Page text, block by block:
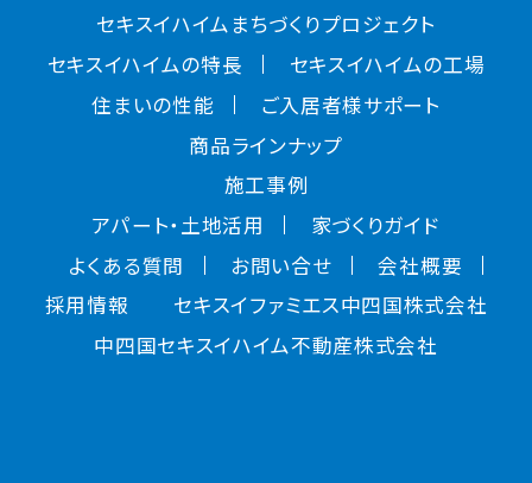
セキスイハイムまちづくりプロジェクト
セキスイハイムの特長
セキスイハイムの工場
住まいの性能
ご入居者様サポート
商品ラインナップ
施工事例
アパート・土地活用
家づくりガイド
よくある質問
お問い合せ
会社概要
採用情報
セキスイファミエス中四国株式会社
中四国セキスイハイム不動産株式会社